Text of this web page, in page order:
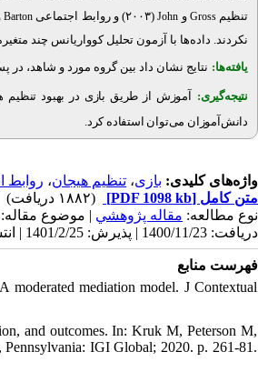
تنظیمGross و John(۲۰۰۳) و روابط اجتماعی Barton
نکردند. داده‌ها با آزمون تحلیل کوواریانس چند
یافته‌ها: نتایج نشان داد بین گروه مورد و شاهد، در
نتیجه‌گیری: آموزش از طریق بازی در بهبود تنظیم
دانش‌آموزان می‌توان استفاده کرد
واژه‌های کلیدی: بازی، تنظیم هیجان، روابط
متن کامل [PDF 1098 kb]
(۱۸۸۲ دریافت)
نوع مطالعه: مقاله پژوهشي | موضوع مقاله:
دریافت: 1400/11/23 | پذیرش: 1401/2/25 | انتشار: 1401/9/30
فهرست منابع
moderated mediation model. J Contextual
and outcomes. In: Kruk M, Peterson M,
Pennsylvania: IGI Global; 2020. p. 261-81.